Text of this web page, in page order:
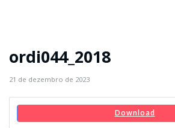
ordi044_2018
21 de dezembro de 2023
Download